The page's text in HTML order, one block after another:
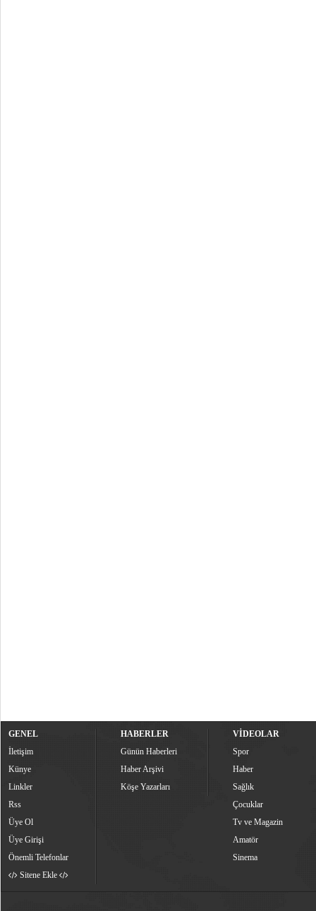
GENEL
İletişim
Künye
Linkler
Rss
Üye Ol
Üye Girişi
Önemli Telefonlar
Sitene Ekle
HABERLER
Günün Haberleri
Haber Arşivi
Köşe Yazarları
VİDEOLAR
Spor
Haber
Sağlık
Çocuklar
Tv ve Magazin
Amatör
Sinema